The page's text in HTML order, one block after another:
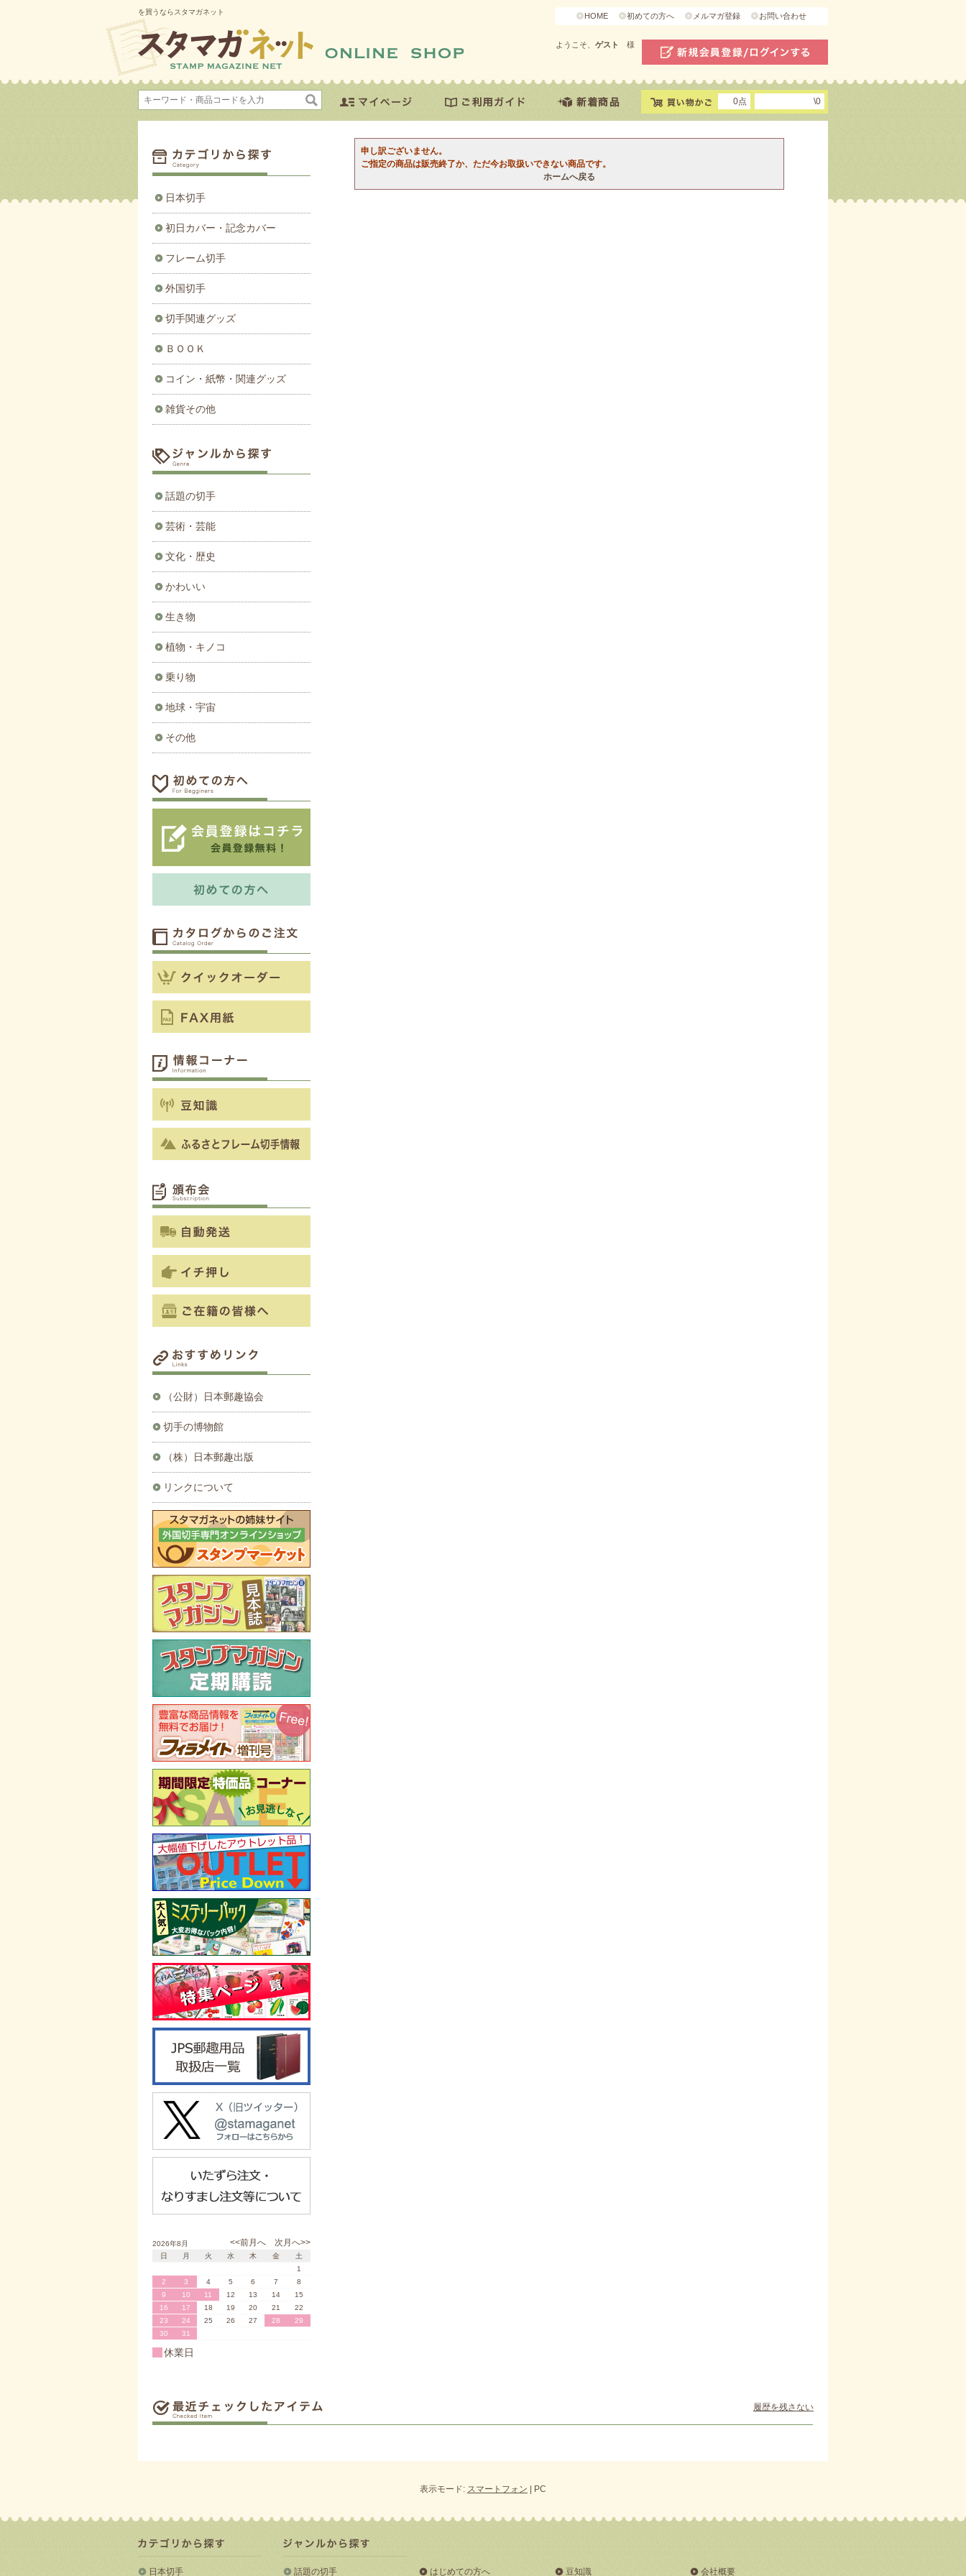
を買うならスタマガネット HOME 初めての方へ メルマガ登録 お問い合わせ
ようこそ、 ゲスト 様
0点 \0
申し訳ございません。
ご指定の商品は販売終了か、ただ今お取扱いできない商品です。
ホームへ戻る
日本切手
初日カバー・記念カバー
フレーム切手
外国切手
切手関連グッズ
ＢＯＯＫ
コイン・紙幣・関連グッズ
雑貨その他
話題の切手
芸術・芸能
文化・歴史
かわいい
生き物
植物・キノコ
乗り物
地球・宇宙
その他
（公財）日本郵趣協会
切手の博物館
（株）日本郵趣出版
リンクについて
<<前月へ 次月へ>>
2026年8月
日
月 火 水 木 金
土
1
2
3 4 5 6 7
8
9
10 11 12 13 14
15
16
17 18 19 20 21
22
23
24 25 26 27 28
29
30
31
休業日
履歴を残さない
表示モード: スマートフォン | PC
日本切手 話題の切手 はじめての方へ 豆知識 会社概要